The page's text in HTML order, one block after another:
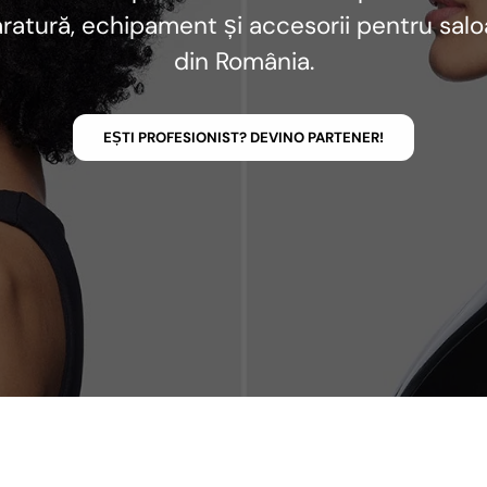
echipament și accesorii pentru
din România.
EȘTI PROFESIONIST? DEVINO PARTENER!